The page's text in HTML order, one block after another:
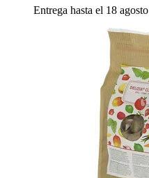
Entrega hasta el 18 agosto